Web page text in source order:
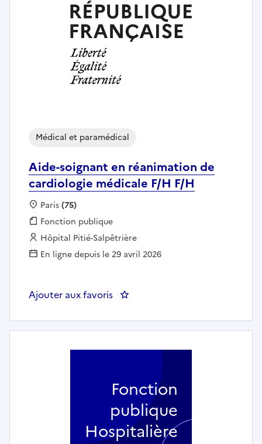
Aide-soignant en réanimation de
cardiologie médicale F/H F/H
Médical et paramédical
Localisation :
Paris(75)
Fonction publique :
Fonction publique
Employeur :
Hôpital Pitié-Salpêtrière
En ligne depuis le 29 avril 2026
Ajouter aux favoris : Aide-soignant en réanimation
Fonction
publique
Hospitalière